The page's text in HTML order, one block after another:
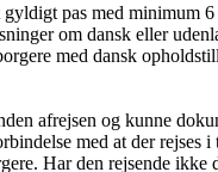
pas med minimum
om dansk eller
med dansk
afrejsen og kunne
med at der rejses
Har den rejsende